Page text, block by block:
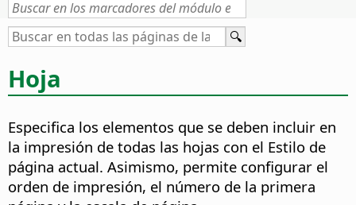
Hoja
Especifica los elementos que se deben incluir en
la impresión de todas las hojas con el Estilo de
página actual. Asimismo, permite configurar el
orden de impresión, el número de la primera